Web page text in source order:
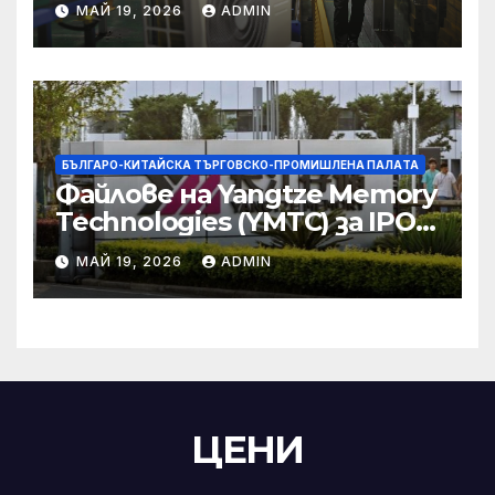
търговски консултации:
министерство
МАЙ 19, 2026 ADMIN
БЪЛГАРО-КИТАЙСКА ТЪРГОВСКО-ПРОМИШЛЕНА ПАЛAТА
Файлове на Yangtze Memory
Technologies (YMTC) за IPO
на STAR Market
МАЙ 19, 2026 ADMIN
ЦЕНИ